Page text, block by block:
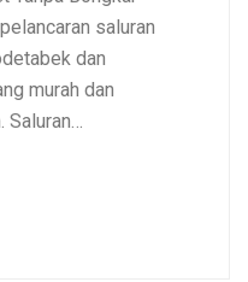
saluran
dan
murah dan
Saluran…